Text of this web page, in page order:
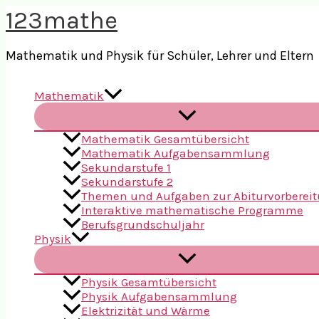
Zum
Inhalt
123mathe
Mathematik und Physik für Schüler, Lehrer und Eltern
Mathematik
Mathematik Gesamtübersicht
Mathematik Aufgabensammlung
Sekundarstufe 1
Sekundarstufe 2
Themen und Aufgaben zur
Interaktive mathematische Programme
Berufsgrundschuljahr
Physik
Physik Gesamtübersicht
Physik Aufgabensammlung
Elektrizität und Wärme